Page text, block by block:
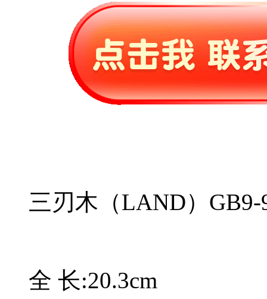
三刃木（LAND）GB9-
全 长:20.3cm